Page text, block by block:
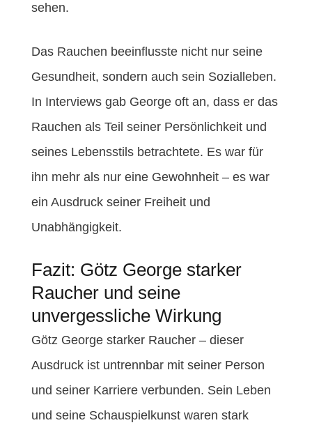
sehen.
Das Rauchen beeinflusste nicht nur seine
Gesundheit, sondern auch sein Sozialleben.
In Interviews gab George oft an, dass er das
Rauchen als Teil seiner Persönlichkeit und
seines Lebensstils betrachtete. Es war für
ihn mehr als nur eine Gewohnheit – es war
ein Ausdruck seiner Freiheit und
Unabhängigkeit.
Fazit: Götz George starker
Raucher und seine
unvergessliche Wirkung
Götz George starker Raucher – dieser
Ausdruck ist untrennbar mit seiner Person
und seiner Karriere verbunden. Sein Leben
und seine Schauspielkunst waren stark